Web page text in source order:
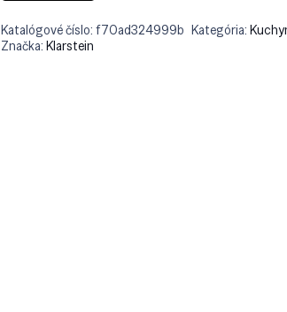
Katalógové číslo:f70ad324999b Kategória:
Značka:Klarstein